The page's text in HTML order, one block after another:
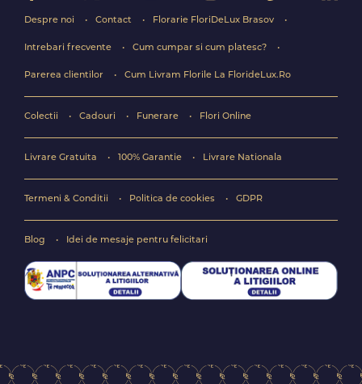
Despre noi Contact Florarie FloriDeLux Brasov
Intrebari frecvente Cum cumpar si cum platesc?
Parerea clientilor Cum Livram Florile La FlorideLux.Ro
Colectii Cadouri Funerare Flori Online
Livrare Gratuita 100% Garantie Livrare Nationala
Termeni & Conditii Politica de cookies GDPR
Blog Idei de mesaje pentru felicitari